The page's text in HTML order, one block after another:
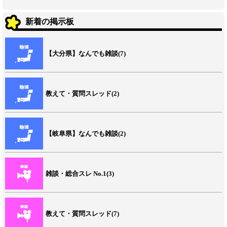
新着の掲示板
【大分県】なんでも雑談(7)
教えて・質問スレッド(2)
【岐阜県】なんでも雑談(2)
雑談・総合スレ No.1(3)
教えて・質問スレッド(7)